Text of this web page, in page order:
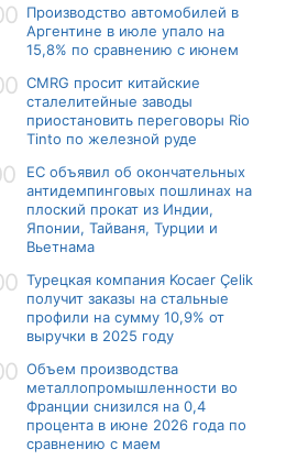
Производство автомобилей в
Аргентине в июле упало на
15,8% по сравнению с июнем
CMRG просит китайские
сталелитейные заводы
приостановить переговоры Rio
Tinto по железной руде
ЕС объявил об окончательных
антидемпинговых пошлинах на
плоский прокат из Индии,
Японии, Тайваня, Турции и
Вьетнама
Турецкая компания Kocaer Çelik
получит заказы на стальные
профили на сумму 10,9% от
выручки в 2025 году
Объем производства
металлопромышленности во
Франции снизился на 0,4
процента в июне 2026 года по
сравнению с маем